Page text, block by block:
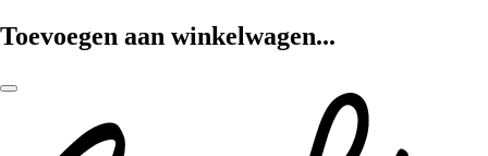
Toevoegen aan winkelwagen...